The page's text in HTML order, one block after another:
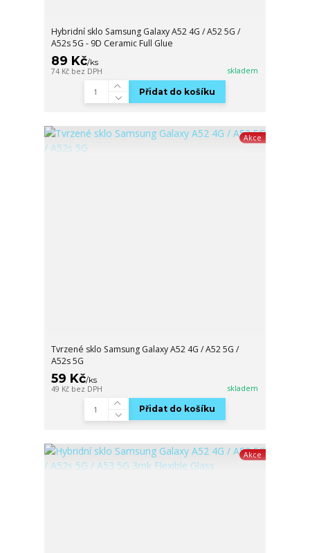
Hybridní sklo Samsung Galaxy A52 4G / A52 5G /
A52s 5G - 9D Ceramic Full Glue
89 Kč/ks
74 Kč bez DPH skladem
Přidat do košíku
Akce
Tvrzené sklo Samsung Galaxy A52 4G / A52 5G /
A52s 5G
59 Kč/ks
49 Kč bez DPH skladem
Přidat do košíku
Akce